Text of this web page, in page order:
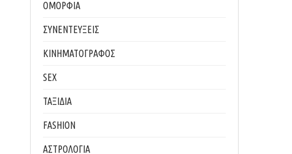
ΟΜΟΡΦΙΑ
ΣΥΝΕΝΤΕΥΞΕΙΣ
ΚΙΝΗΜΑΤΟΓΡΑΦΟΣ
SEX
ΤΑΞΙΔΙΑ
FASHION
ΑΣΤΡΟΛΟΓΙΑ